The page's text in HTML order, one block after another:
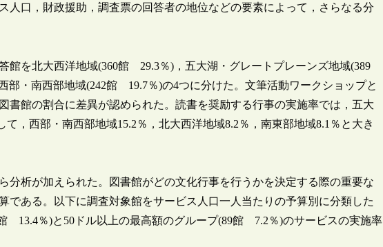
人口，財政援助，調査票の回答者の地位などの要素によって，さらなる分
館を北大西洋地域(360館 29.3％)，五大湖・グレートプレーンズ地域(389
・南西部地域(242館 19.7％)の4つに分けた。文筆活動ワークショップと
書館の割合に差異が認められた。読書を奨励する行事の実施率では，五大
，西部・南西部地域15.2％，北大西洋地域8.2％，南東部地域8.1％と大き
分析が加えられた。図書館がどの文化行事を行うかを決定する際の重要な
である。以下に調査対象館をサービス人口一人当たりの予算別に分類した
13.4％)と50ドル以上の最高額のグループ(89館 7.2％)のサービスの実施率